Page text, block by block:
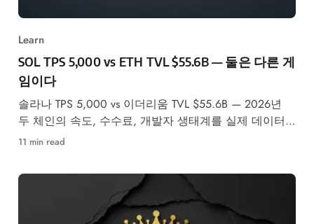
Learn
SOL TPS 5,000 vs ETH TVL $55.6B — 둘은 다른 게
임이다
솔라나 TPS 5,000 vs 이더리움 TVL $55.6B — 2026년
두 체인의 속도, 수수료, 개발자 생태계를 실제 데이터
로 비교합니다.
11 min read